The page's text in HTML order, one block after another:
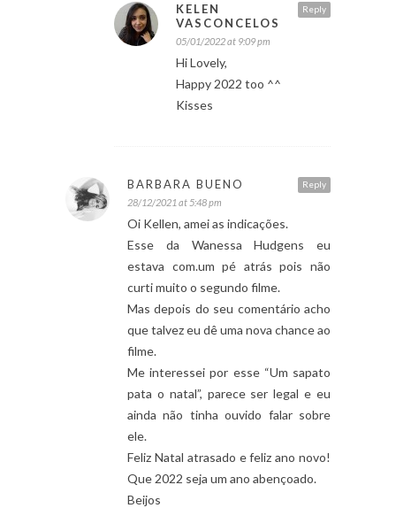
Reply
KELEN
VASCONCELOS
05/01/2022 at 9:09 pm
Hi Lovely,
Happy 2022 too ^^
Kisses
Reply
BARBARA BUENO
28/12/2021 at 5:48 pm
Oi Kellen, amei as indicações.
Esse da Wanessa Hudgens eu
estava com.um pé atrás pois não
curti muito o segundo filme.
Mas depois do seu comentário acho
que talvez eu dê uma nova chance ao
filme.
Me interessei por esse “Um sapato
pata o natal”, parece ser legal e eu
ainda não tinha ouvido falar sobre
ele.
Feliz Natal atrasado e feliz ano novo!
Que 2022 seja um ano abençoado.
Beijos